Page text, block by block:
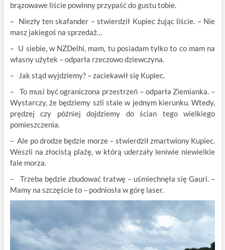
brązowawe liście powinny przypaść do gustu tobie.
– Niezły ten skafander – stwierdził Kupiec żując liście. – Nie
masz jakiegoś na sprzedaż…
– U siebie, w NZDelhi, mam, tu posiadam tylko to co mam na
własny użytek – odparła rzeczowo dziewczyna.
– Jak stąd wyjdziemy? – zaciekawił się Kupiec.
– To musi być ograniczona przestrzeń – odparła Ziemianka. –
Wystarczy, że będziemy szli stale w jednym kierunku. Wtedy,
prędzej czy później dojdziemy do ścian tego wielkiego
pomieszczenia.
– Ale po drodze będzie morze – stwierdził zmartwiony Kupiec.
Weszli na złocistą plażę, w którą uderzały leniwie niewielkie
fale morza.
– Trzeba będzie zbudować tratwę – uśmiechnęła się Gauri. –
Mamy na szczęście to – podniosła w górę laser.